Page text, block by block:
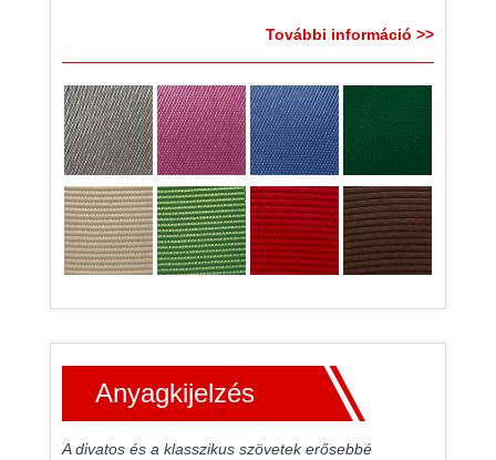
További információ >>
Anyagkijelzés
A divatos és a klasszikus szövetek erősebbé